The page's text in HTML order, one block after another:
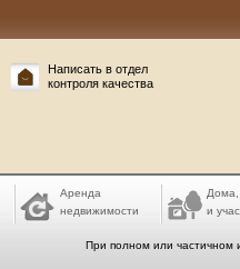
Написать в отдел
контроля качества
Аренда
недвижимости
Дома,
и
При полном или частичном